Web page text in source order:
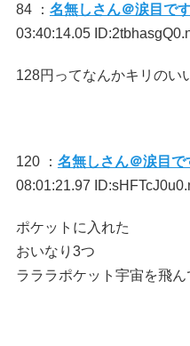
84 ： 名無しさん＠涙目です
03:40:14.05
128円ってなんかキリのい
120 ： 名無しさん＠涙目で
08:01:21.97
ポケットに入れた
おいなり3つ
ラララポケット宇宙を飛ん